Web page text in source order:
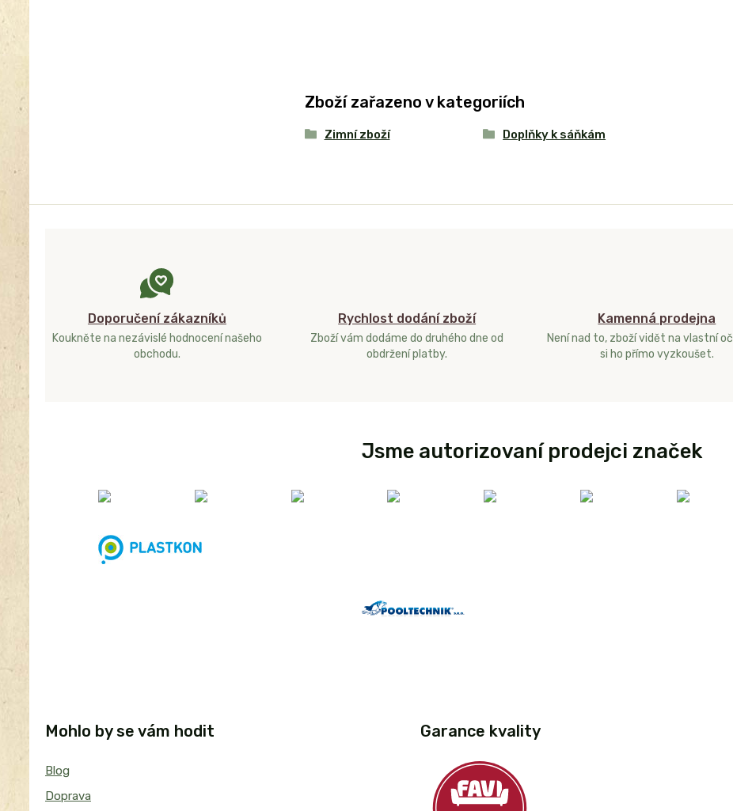
Zboží zařazeno v kategoriích
Zimní zboží Doplňky k sáňkám
Doporučení zákazníků
Koukněte na nezávislé hodnocení našeho
obchodu.
Rychlost dodání zboží
Zboží vám dodáme do druhého dne od
obdržení platby.
Kamenná prodejna
Není nad to, zboží vidět na vlastní
si ho přímo vyzkoušet.
Jsme autorizovaní prodejci značek
Mohlo by se vám hodit
Blog
Doprava
Garance kvality